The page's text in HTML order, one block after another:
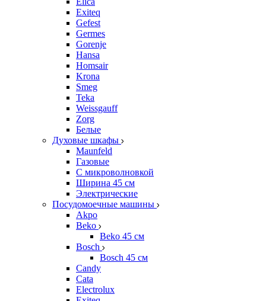
Exiteq
Gefest
Germes
Gorenje
Hansa
Homsair
Krona
Smeg
Teka
Weissgauff
Zorg
Белые
Духовые шкафы
Maunfeld
Газовые
С микроволновкой
Ширина 45 см
Электрические
Посудомоечные машины
Akpo
Beko
Beko 45 см
Bosch
Bosch 45 см
Candy
Cata
Electrolux